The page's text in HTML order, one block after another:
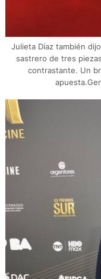
Julieta Díaz también
sastrero de tres
contrastante. Un